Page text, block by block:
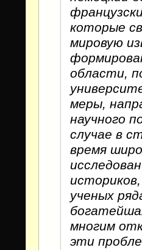
которые
мировую
области,
меры,
научного
случае в
время
ученых
многим
эти